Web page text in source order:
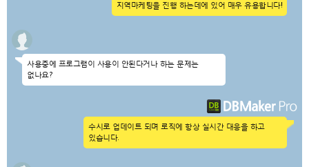
지역마케팅을 진행 하는데에 있어 매우 유용합니다!
사용중에 프로그램이 사용이 안된다거나 하는 문제는
없나요?
수시로 업데이트 되며 로직에 항상 실시간 대응을 하고
있습니다.